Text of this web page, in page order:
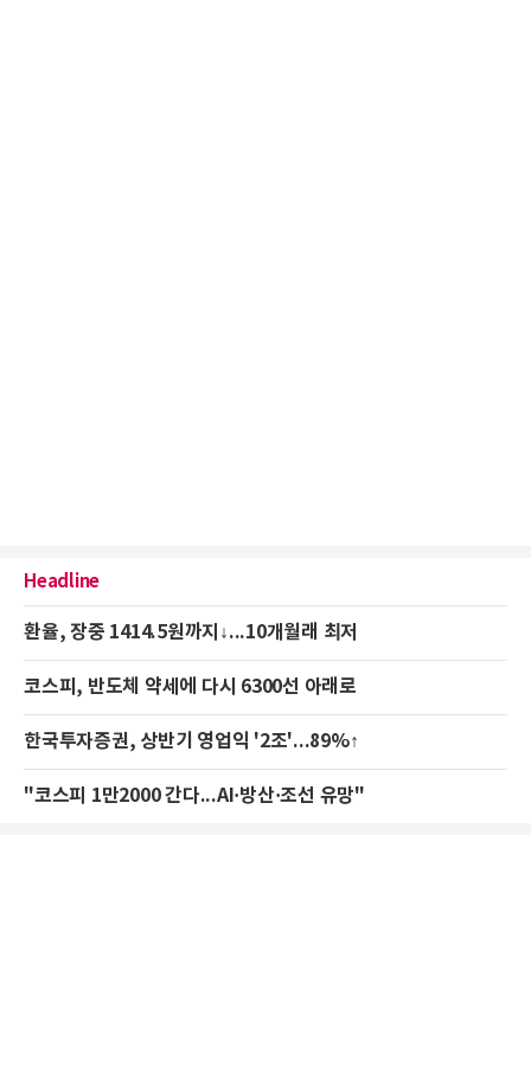
Headline
환율, 장중 1414.5원까지↓...10개월래 최저
코스피, 반도체 약세에 다시 6300선 아래로
한국투자증권, 상반기 영업익 '2조'...89%↑
"코스피 1만2000 간다...AI·방산·조선 유망"